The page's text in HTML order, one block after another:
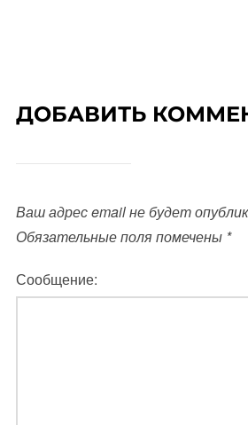
ДОБАВИТЬ
Ваш адрес email не будет
Обязательные поля помечены *
Сообщение: